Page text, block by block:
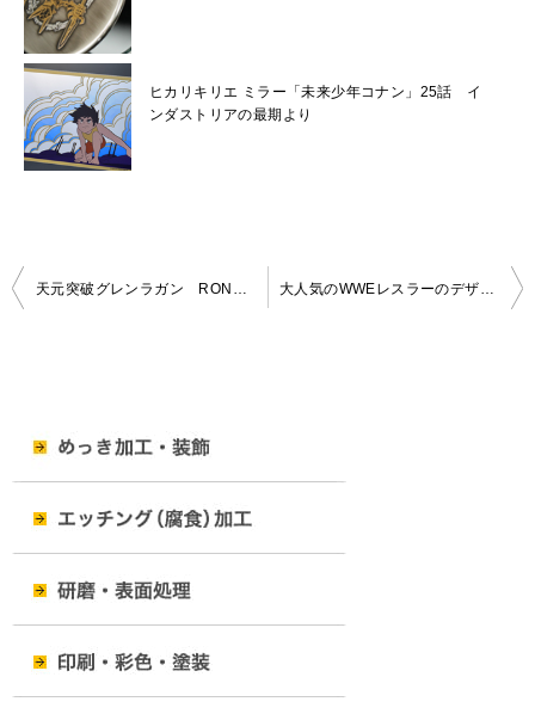
ヒカリキリエ ミラー「未来少年コナン」25話 イ
ンダストリアの最期より
投
ゲ
ー
シ
ョ
ン
天元突破グレンラガン RONSONライター 大人気のWWEレスラーのデザインがカッコイイ！WWE ロンソン・ライター発売